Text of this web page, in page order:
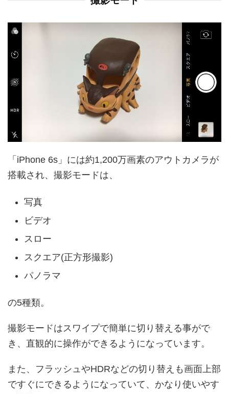
「iPhone 6s」には約1,200万画素のアウトカメラが
搭載され、撮影モードは、
写真
ビデオ
スロー
スクエア(正方形撮影)
パノラマ
の5種類。
撮影モードはスワイプで簡単に切り替える事がで
き、直観的に操作ができるようになっています。
また、フラッシュやHDRなどの切り替えも画面上部
ですぐにできるようになっていて、かなり使いやす